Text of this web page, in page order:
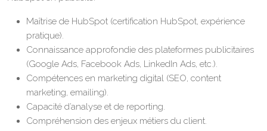
Maîtrise de HubSpot (certification HubSpot, expérience
pratique).
Connaissance approfondie des plateformes publicitaires
(Google Ads, Facebook Ads, LinkedIn Ads, etc.).
Compétences en marketing digital (SEO, content
marketing, emailing).
Capacité d’analyse et de reporting.
Compréhension des enjeux métiers du client.